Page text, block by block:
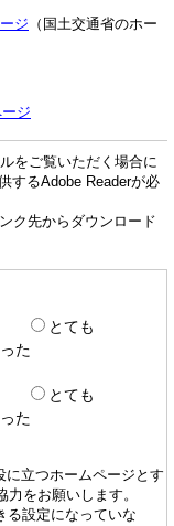
ジ （国土交通省のホー
ジ
をご覧いただく場合に
するAdobe Readerが必
ク先からダウンロード
とても
た
とても
た
立つホームページとす
力をお願いします。
る設定になっていな